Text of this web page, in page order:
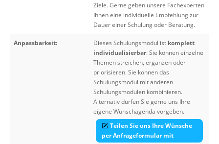
Ziele. Gerne geben unsere Fachexperten
Ihnen eine individuelle Empfehlung zur
Dauer einer Schulung oder Beratung.
Anpassbarkeit: Dieses Schulungsmodul ist komplett
individualisierbar: Sie können einzelne
Themen streichen, ergänzen oder
priorisieren. Sie können das
Schulungsmodul mit anderen
Schulungsmodulen kombinieren.
Alternativ dürfen Sie gerne uns Ihre
eigene Wunschagenda vorgeben.
Teilen Sie uns Ihre Wünsche
per Anfrageformular mit